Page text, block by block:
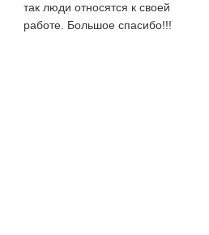
так люди относятся к своей
работе. Большое спасибо!!!